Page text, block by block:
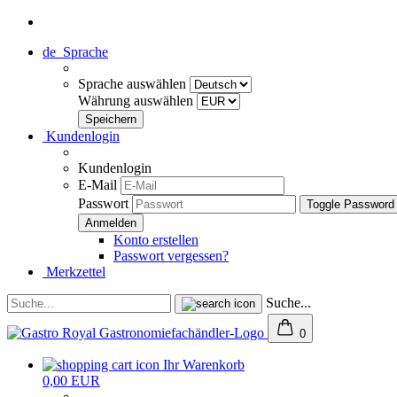
de Sprache
Sprache auswählen
Währung auswählen
Kundenlogin
Kundenlogin
E-Mail
Passwort
Toggle
Konto erstellen
Passwort vergessen?
Merkzettel
Suche...
0
Ihr Warenkorb
0,00 EUR